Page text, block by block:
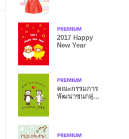
2017 Happy
New Year
คณะกรรมการ
พัฒนาชนกลุ่ม